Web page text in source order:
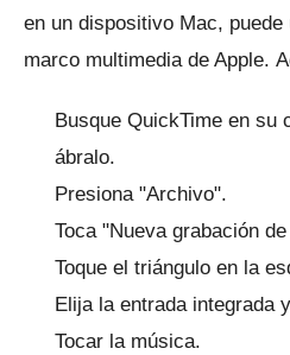
en un dispositivo Mac, puede
marco multimedia de Apple.
Busque QuickTime en su
ábralo.
Presiona "Archivo".
Toca "Nueva grabación
Toque el triángulo en la
Elija la entrada integrada
Tocar la música.